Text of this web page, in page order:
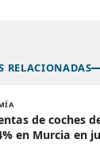
RELACIONADAS
de coches
en Murcia en